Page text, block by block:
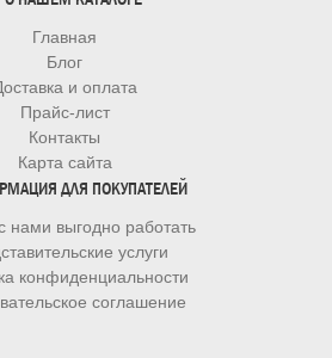
Главная
Блог
и оплата
Прайс-лист
Контакты
Карта сайта
ДЛЯ ПОКУПАТЕЛЕЙ
нами выгодно работать
услуги
конфиденциальности
соглашение